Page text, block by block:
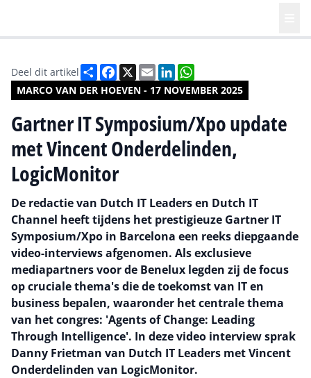
MARCO VAN DER HOEVEN - 17 NOVEMBER 2025
Deel dit artikel DeelFacebook
X EmailLinkedIn
Gartner IT Symposium/Xpo update
met Vincent Onderdelinden,
LogicMonitor
De redactie van Dutch IT Leaders en Dutch IT
Channel heeft tijdens het prestigieuze Gartner IT
Symposium/Xpo in Barcelona een reeks diepgaande
video-interviews afgenomen. Als exclusieve
mediapartners voor de Benelux legden zij de focus
op cruciale thema's die de toekomst van IT en
business bepalen, waaronder het centrale thema
van het congres: 'Agents of Change: Leading
Through Intelligence'. In deze video interview sprak
Danny Frietman van Dutch IT Leaders met Vincent
Onderdelinden van LogicMonitor.